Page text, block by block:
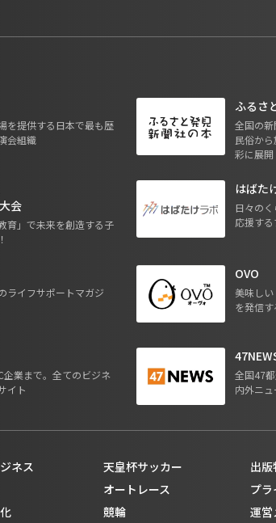
を提供する日本で最も歴
会組織
ふるさ
全国の新
民俗か
彩に展開
会
育」で未来を創造する子
はばた
日々の
応援す
ライフサポートマガジ
OVO
美味し
を発信
業まで。全てのビジネ
イト
全国47
内外ニュ
ネス
天皇杯サッカー
オートレース
競輪
出版
プ
運営